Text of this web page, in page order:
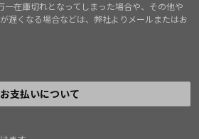
在庫切れとなってしまった場合や、その他や
遅くなる場合などは、弊社よりメールまたはお
お支払いについて